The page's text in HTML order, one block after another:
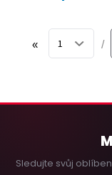
« /
Sledujte svůj